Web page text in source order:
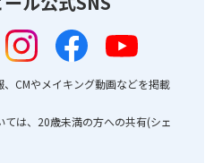
CMやメイキング動画などを掲載
は、20歳未満の方への共有(シェ